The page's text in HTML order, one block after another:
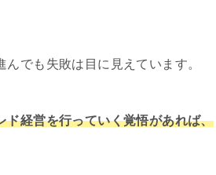
でも失敗は目に見えています。
ド経営を行っていく覚悟があれば、